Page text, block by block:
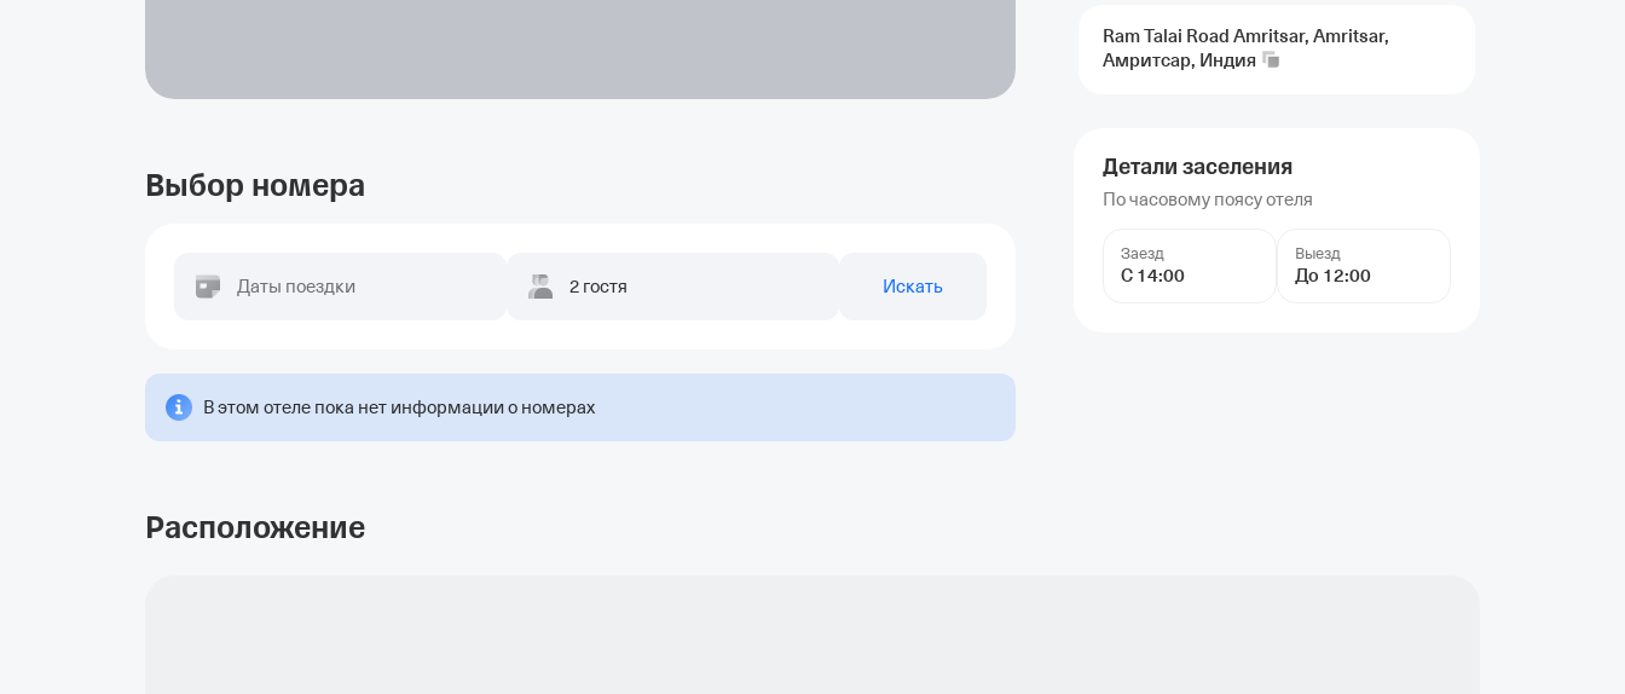
Ram Talai Road Amritsar, Amritsar,
Амритсар, Индия
Детали заселения
По часовому поясу отеля
Заезд
С 14:00
Выезд
До 12:00
Выбор номера
Даты поездки 2 гостя Искать
В этом отеле пока нет информации о номерах
Расположение